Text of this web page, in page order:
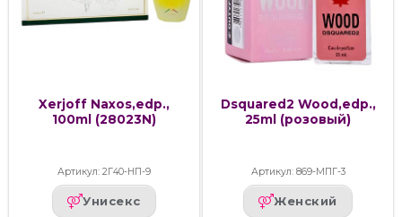
Xerjoff Naxos,edp.,
100ml (28023N)
Артикул: 2Г40-НП-9
Унисекс
Dsquared2 Wood,edp.,
25ml (розовый)
Артикул: 869-МПГ-3
Женский